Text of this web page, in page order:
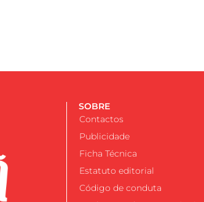
SOBRE
Contactos
Publicidade
Ficha Técnica
Estatuto editorial
Código de conduta